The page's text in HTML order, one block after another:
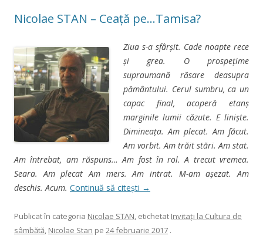
Nicolae STAN – Ceață pe…Tamisa?
Ziua s-a sfârşit. Cade noapte rece
şi grea. O prospeţime
supraumană răsare deasupra
pământului. Cerul sumbru, ca un
capac final, acoperă etanş
marginile lumii căzute. E linişte.
Dimineaţa. Am plecat. Am făcut.
Am vorbit. Am trăit stări. Am stat.
Am întrebat, am răspuns… Am fost în rol. A trecut vremea.
Seara. Am plecat Am mers. Am intrat. M-am aşezat. Am
deschis. Acum. Continuă să citești →
Publicat în categoria Nicolae STAN, etichetat Invitaţi la Cultura de
sâmbătă, Nicolae Stan pe 24 februarie 2017 .